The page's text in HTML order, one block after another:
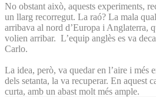
No obstant això, aquests experiments,
un llarg recorregut. La raó? La mala
arribava al nord d’Europa i Anglaterra,
volien arribar. L’equip anglès es va
Carlo.
La idea, però, va quedar en l’aire i més
dels setanta, la va recuperar. En aquest
curta, amb un abast molt més ample.